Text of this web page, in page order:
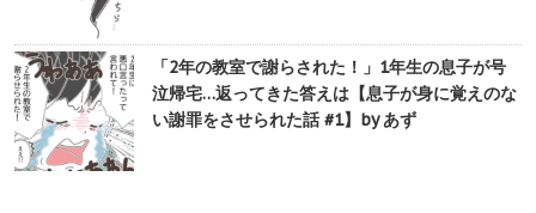
「2年の教室で謝らされた！」1年生の息子が号
泣帰宅…返ってきた答えは【息子が身に覚えのな
い謝罪をさせられた話 #1】by あず